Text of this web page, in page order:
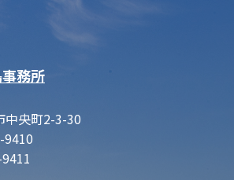
務所
中央町2-3-30
9410